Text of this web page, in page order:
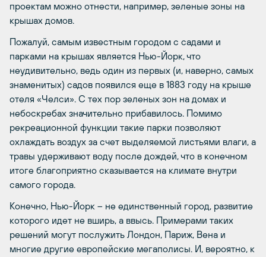
проектам можно отнести, например, зеленые зоны на
крышах домов.
Пожалуй, самым известным городом с садами и
парками на крышах является Нью-Йорк, что
неудивительно, ведь один из первых (и, наверно, самых
знаменитых) садов появился еще в 1883 году на крыше
отеля «Челси». С тех пор зеленых зон на домах и
небоскребах значительно прибавилось. Помимо
рекреационной функции такие парки позволяют
охлаждать воздух за счет выделяемой листьями влаги, а
травы удерживают воду после дождей, что в конечном
итоге благоприятно сказывается на климате внутри
самого города.
Конечно, Нью-Йорк – не единственный город, развитие
которого идет не вширь, а ввысь. Примерами таких
решений могут послужить Лондон, Париж, Вена и
многие другие европейские мегаполисы. И, вероятно, к